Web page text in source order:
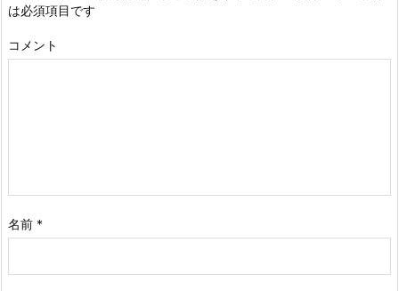
は必須項目です
コメント
名前 *